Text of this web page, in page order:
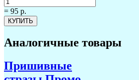
= 95 р.
Аналогичные товары
Пришивные